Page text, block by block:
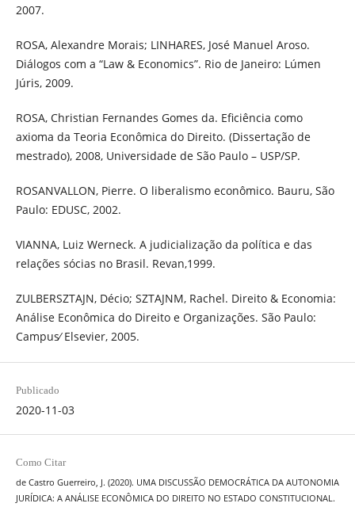
2007.
ROSA, Alexandre Morais; LINHARES, José Manuel Aroso.
Diálogos com a “Law & Economics”. Rio de Janeiro: Lúmen
Júris, 2009.
ROSA, Christian Fernandes Gomes da. Eficiência como
axioma da Teoria Econômica do Direito. (Dissertação de
mestrado), 2008, Universidade de São Paulo – USP/SP.
ROSANVALLON, Pierre. O liberalismo econômico. Bauru, São
Paulo: EDUSC, 2002.
VIANNA, Luiz Werneck. A judicialização da política e das
relações sócias no Brasil. Revan,1999.
ZULBERSZTAJN, Décio; SZTAJNM, Rachel. Direito & Economia:
Análise Econômica do Direito e Organizações. São Paulo:
Campus∕ Elsevier, 2005.
Publicado
2020-11-03
Como Citar
de Castro Guerreiro, J. (2020). UMA DISCUSSÃO DEMOCRÁTICA DA AUTONOMIA
JURÍDICA: A ANÁLISE ECONÔMICA DO DIREITO NO ESTADO CONSTITUCIONAL.